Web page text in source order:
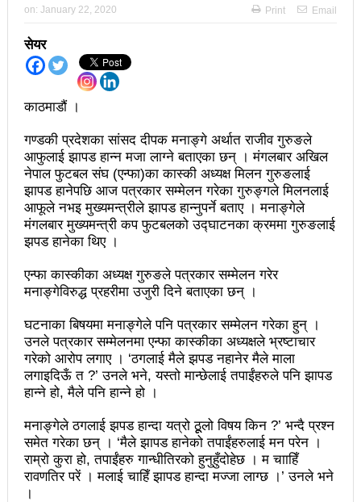
छिटफुटबाहेक शान्तिपूर्ण रुपमा मतदान सम्पन्न
आज प्रतिनिधिसभा सदस्य निर्वाचनः देशैभर मतदान जारी
बैतडीमा जन्तिबस दुर्घटनाः १३ जनाको मृत्यु
कविता – अपजश
पुरस्कार वितरणबिनै काउन्सिलले सम्पन्न गर्‍यो वार्षिकोत्सव
हितेन्द्रदेव शाक्यलाई पद छाड्नुपर्ने नैतिक दबाबः समय बुझेर
बाटो खुलाउन मन्त्री घिसिङको म्यासेज
खतिवडाको नयाँ गीत जमाना आजकाल
सहनशीलताको ब्रेक
राममाया च्यामिनीसँग दशरथ चन्दको अनुरोध – प्रेमविनोद नन्दन
चलचित्र विकास बोर्डका नवनियुक्त सदस्य गणेश सुवेदीलाई
आइएनएनएफद्वारा सम्मान
एनआरएनए बेलायतको अध्यक्षमा जिलिङका पुडासैनी
महानगर यातायातले थप्यो १२ वटा विद्युतीय बस
गणेश पण्डितको कवितासङ्ग्रह कालापानी लोकार्पण
on: January 22, 2020 Print Email
सेयर
काठमाडौं ।
गण्डकी प्रदेशका सांसद दीपक मनाङ्गे अर्थात राजीव गुरुङले
आफुलाई झापड हान्न मजा लाग्ने बताएका छन् । मंगलबार अखिल
नेपाल फुटबल संघ (एन्फा)का कास्की अध्यक्ष मिलन गुरुङलाई
झापड हानेपछि आज पत्रकार सम्मेलन गरेका गुरुङ्गले मिलनलाई
आफूले नभइ मुख्यमन्त्रीले झापड हान्नुपर्ने बताए । मनाङ्गेले
मंगलबार मुख्यमन्त्री कप फुटबलको उद्घाटनका क्रममा गुरुङलाई
झपड हानेका थिए ।
एन्फा कास्कीका अध्यक्ष गुरुङले पत्रकार सम्मेलन गरेर
मनाङ्गेविरुद्ध प्रहरीमा उजुरी दिने बताएका छन् ।
घटनाका बिषयमा मनाङ्गेले पनि पत्रकार सम्मेलन गरेका हुन् ।
उनले पत्रकार सम्मेलनमा एन्फा कास्कीका अध्यक्षले भ्रष्टाचार
गरेको आरोप लगाए । ‘ठगलाई मैले झपड नहानेर मैले माला
लगाइदिऊँ त ?’ उनले भने, यस्तो मान्छेलाई तपाईंहरुले पनि झापड
हान्ने हो, मैले पनि हान्ने हो ।
मनाङ्गेले ठगलाई झपड हान्दा यत्रो ठूूलो विषय किन ?’ भन्दै प्रश्न
समेत गरेका छन् । ‘मैले झापड हानेको तपाईंहरुलाई मन परेन ।
राम्रो कुरा हो, तपाईंहरु गान्धीतिरको हुनुहुँदोहेछ । म चााहिँ
रावणतिर परें । मलाई चाहिँ झापड हान्दा मज्जा लाग्छ ।’ उनले भने
।